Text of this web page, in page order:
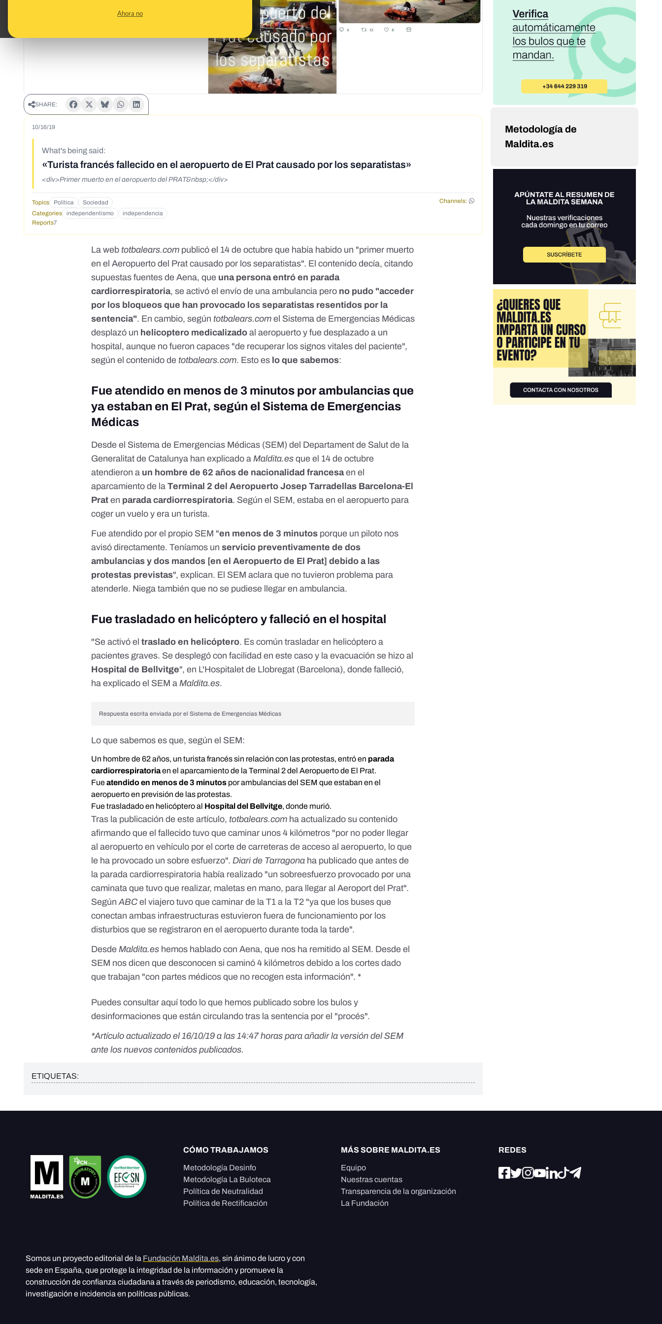
Ahora no
SHARE:
10/16/19
What's being said:
«Turista francés fallecido en el aeropuerto de El Prat causado por los separatistas»
<div>Primer muerto en el aeropuerto del PRAT&nbsp;</div>
Topics Política Sociedad
Channels:
Categories
independentismo
independencia
Reports7
La web totbalears.com publicó el 14 de octubre que había habido un "primer muerto
en el Aeropuerto del Prat causado por los separatistas". El contenido decía, citando
supuestas fuentes de Aena, que una persona entró en parada
cardiorrespiratoria, se activó el envío de una ambulancia pero no pudo "acceder
por los bloqueos que han provocado los separatistas resentidos por la
sentencia". En cambio, según totbalears.com el Sistema de Emergencias Médicas
desplazó un helicoptero medicalizado al aeropuerto y fue desplazado a un
hospital, aunque no fueron capaces "de recuperar los signos vitales del paciente",
según el contenido de totbalears.com. Esto es lo que sabemos:
Fue atendido en menos de 3 minutos por ambulancias que
ya estaban en El Prat, según el Sistema de Emergencias
Médicas
Desde el Sistema de Emergencias Médicas (SEM) del Departament de Salut de la
Generalitat de Catalunya han explicado aMaldita.es que el 14 de octubre
atendieron a un hombre de 62 años de nacionalidad francesaen el
aparcamiento de laTerminal 2 del Aeropuerto Josep Tarradellas Barcelona-El
Praten parada cardiorrespiratoria. Según el SEM, estaba en el aeropuerto para
coger un vuelo y era un turista.
Fue atendido por el propio SEM "en menos de 3 minutos porque un piloto nos
avisó directamente. Teníamos un servicio preventivamente de dos
ambulancias y dos mandos [en el Aeropuerto de El Prat] debido a las
protestas previstas", explican. El SEM aclara que no tuvieron problema para
atenderle. Niega también que no se pudiese llegar en ambulancia.
Fue trasladado en helicóptero y falleció en el hospital
"Se activó eltraslado en helicóptero. Es común trasladar en helicóptero a
pacientes graves. Se desplegó con facilidad en este caso y la evacuación se hizo al
Hospital de Bellvitge", en L'Hospitalet de Llobregat (Barcelona), donde falleció,
ha explicado el SEM aMaldita.es.
Respuesta escrita enviada por el Sistema de Emergencias Médicas
Lo que sabemos es que, según el SEM:
Un hombre de 62 años, un turista francés sin relación con las protestas, entró en parada
cardiorrespiratoriaen el aparcamiento de la Terminal 2 del Aeropuerto de El Prat.
Fueatendido en menos de 3 minutos por ambulancias del SEM que estaban en el
aeropuerto en previsión de las protestas.
Fue trasladado en helicóptero al Hospital del Bellvitge, donde murió.
Tras la publicación de este artículo, totbalears.com ha actualizado su contenido
afirmando que el fallecido tuvo que caminar unos 4 kilómetros "por no poder llegar
al aeropuerto en vehículo por el corte de carreteras de acceso al aeropuerto, lo que
le ha provocado un sobre esfuerzo".Diari de Tarragona ha publicado que antes de
la parada cardiorrespiratoria había realizado "un sobreesfuerzo provocado por una
caminata que tuvo que realizar, maletas en mano, para llegar al Aeroport del Prat".
SegúnABCel viajero tuvo que caminar de la T1 a la T2 "ya que los buses que
conectan ambas infraestructuras estuvieron fuera de funcionamiento por los
disturbios que se registraron en el aeropuerto durante toda la tarde".
DesdeMaldita.es hemos hablado con Aena, que nos ha remitido al SEM. Desde el
SEM nos dicen que desconocen si caminó 4 kilómetros debido a los cortes dado
que trabajan "con partes médicos que no recogen esta información". *
Puedes consultaraquítodo lo que hemos publicado sobre los bulos y
desinformaciones que están circulando tras la sentencia por el "procés".
*Artículo actualizado el 16/10/19 a las 14:47 horas para añadir la versión del SEM
ante los nuevos contenidos publicados.
ETIQUETAS:
Metodología de
Maldita.es
CÓMO TRABAJAMOS
Metodología Desinfo
Metodología La Buloteca
Política de Neutralidad
Política de Rectificación
MÁS SOBRE MALDITA.ES
Equipo
Nuestras cuentas
Transparencia de la organización
La Fundación
REDES
Somos un proyecto editorial de la Fundación Maldita.es, sin ánimo de lucro y con
sede en España, que protege la integridad de la información y promueve la
construcción de confianza ciudadana a través de periodismo, educación, tecnología,
investigación e incidencia en políticas públicas.